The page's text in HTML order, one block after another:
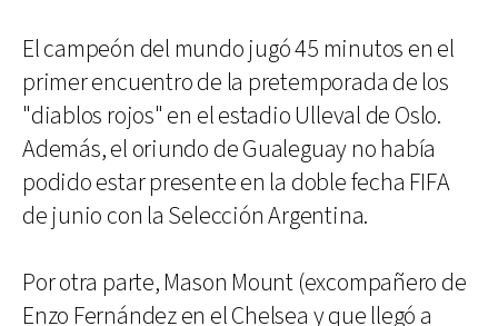
El campeón del mundo jugó 45 minutos en el
primer encuentro de la pretemporada de los
"diablos rojos" en el estadio Ulleval de Oslo.
Además, el oriundo de Gualeguay no había
podido estar presente en la doble fecha FIFA
de junio con la Selección Argentina.
Por otra parte, Mason Mount (excompañero de
Enzo Fernández en el Chelsea y que llegó a